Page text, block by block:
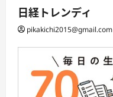
日経トレンディ
pikakichi2015@gmail.com